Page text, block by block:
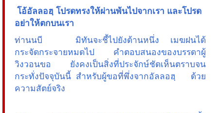
 โอ้อัลลอฮฺ โปรดทรงให้ผ่านพ้นไปจากเรา และโปรด
อย่าให้ตกบนเรา
ท่านนบี มิทันจะชี้ไปยังด้านหนึ่ง เมฆฝนได้
กระจัดกระจายหมดไป คำตอบสนองของบรรดาผู้
วิงวอนขอ ยังคงเป็นสิ่งที่ประจักษ์ชัดเห็นตราบจน
กระทั่งปัจจุบันนี้ สำหรับผู้ขอที่พึ่งจากอัลลอฮฺ ด้วย
ความสัตย์จริง